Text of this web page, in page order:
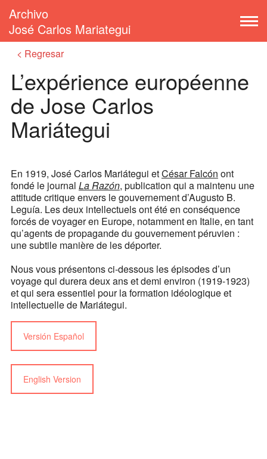
Archivo
José Carlos Mariategui
Regresar
L’expérience européenne
de Jose Carlos
Mariátegui
En 1919, José Carlos Mariátegui etCésar Falcón ont
fondé le journal La Razón, publication qui a maintenu une
attitude critique envers le gouvernement d’Augusto B.
Leguía. Les deux intellectuels ont été en conséquence
forcés de voyager en Europe, notamment en Italie, en tant
qu’agents de propagande du gouvernement péruvien :
une subtile manière de les déporter.
Nous vous présentons ci-dessous les épisodes d’un
voyage qui durera deux ans et demi environ (1919-1923)
et qui sera essentiel pour la formation idéologique et
intellectuelle de Mariátegui.
Versión Español
English Version